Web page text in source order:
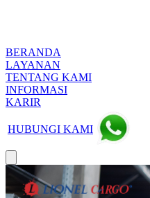
BERANDA
LAYANAN
TENTANG KAMI
INFORMASI
KARIR
HUBUNGI KAMI